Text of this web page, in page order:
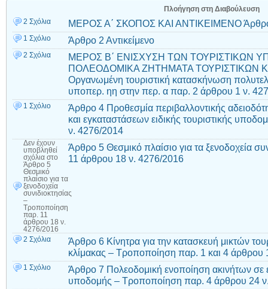
Πλοήγηση στη Διαβούλευση
2 Σχόλια
ΜΕΡΟΣ Α΄ ΣΚΟΠΟΣ ΚΑΙ ΑΝΤΙΚΕΙΜΕΝΟ
1 Σχόλιο Άρθρο 2 Αντικείμενο
2 Σχόλια
ΜΕΡΟΣ Β΄ ΕΝΙΣΧΥΣΗ ΤΩΝ ΤΟΥΡΙΣΤΙΚΩΝ
ΠΟΛΕΟΔΟΜΙΚΑ ΖΗΤΗΜΑΤΑ ΤΟΥΡΙΣΤΙΚΩΝ
Οργανωμένη τουριστική κατασκήνωση
υποπερ. ηη στην περ. α παρ. 2 άρθρου 1 ν.
1 Σχόλιο
Άρθρο 4 Προθεσμία περιβαλλοντικής
και εγκαταστάσεων ειδικής τουριστικής
ν. 4276/2014
Δεν έχουν
υποβληθεί
σχόλια στο
Άρθρο 5
Θεσμικό
πλαίσιο για τα
ξενοδοχεία
συνιδιοκτησίας
–
Τροποποίηση
παρ. 11
άρθρου 18 ν.
4276/2016
Άρθρο 5 Θεσμικό πλαίσιο για τα ξενοδοχεία
11 άρθρου 18 ν. 4276/2016
2 Σχόλια
Άρθρο 6 Κίνητρα για την κατασκευή μικτών
κλίμακας – Τροποποίηση παρ. 1 και 4 άρθρου
1 Σχόλιο
Άρθρο 7 Πολεοδομική ενοποίηση ακινήτων σε
υποδομής – Τροποποίηση παρ. 4 άρθρου 24